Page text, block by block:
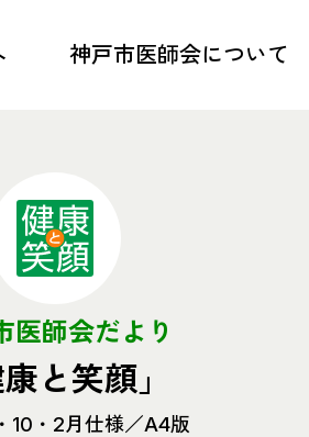
神戸市医師会について
会長ご挨拶
沿革・概要
アクセス
PRビデオ
医師会だより
康と笑顔」
10・2月 仕様／A4版